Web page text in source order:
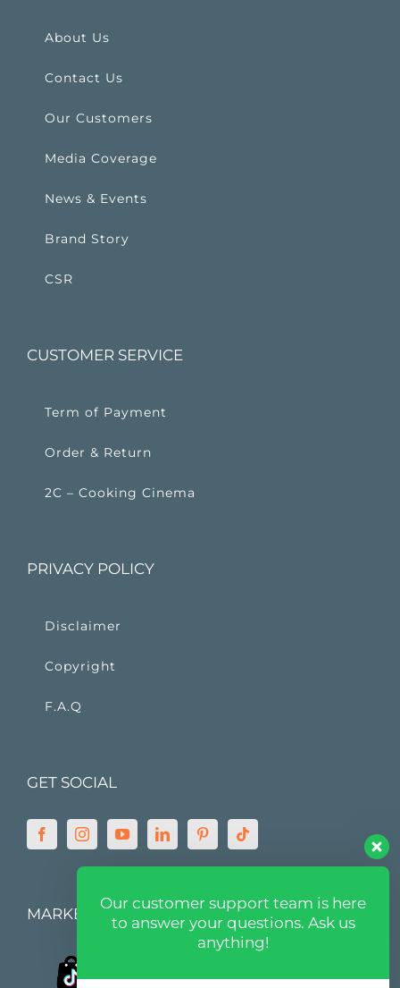
About Us
Contact Us
Our Customers
Media Coverage
News & Events
Brand Story
CSR
CUSTOMER SERVICE
Term of Payment
Order & Return
2C – Cooking Cinema
PRIVACY POLICY
Disclaimer
Copyright
F.A.Q
GET SOCIAL
MARKETPLACE
Our customer support team is here
to answer your questions. Ask us
anything!